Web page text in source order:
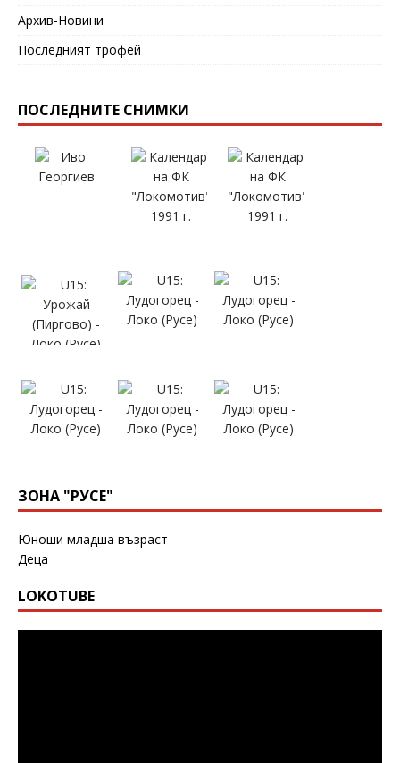
Архив-Новини
Последният трофей
ПОСЛЕДНИТЕ СНИМКИ
ЗОНА "РУСЕ"
Юноши младша възраст
Деца
LOKOTUBE